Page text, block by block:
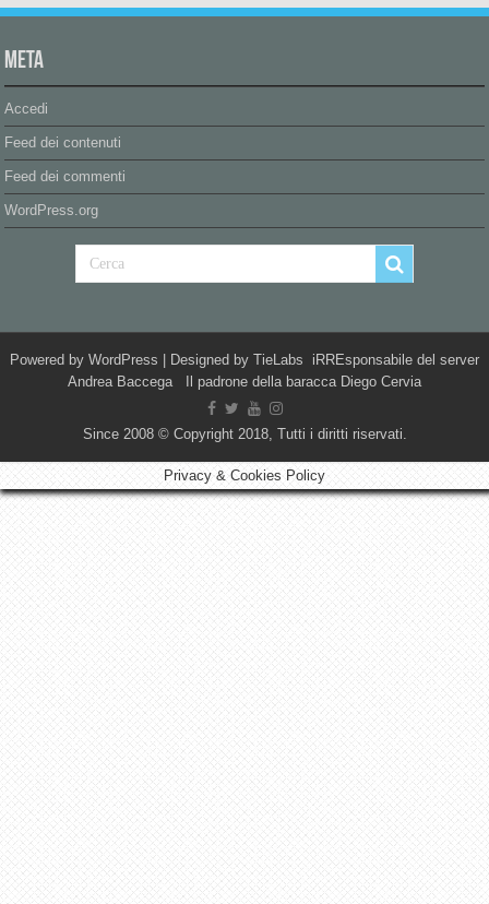
Meta
Accedi
Feed dei contenuti
Feed dei commenti
WordPress.org
Powered by WordPress | Designed by TieLabs iRREsponsabile del server
Andrea Baccega Il padrone della baracca Diego Cervia
Since 2008 © Copyright 2018, Tutti i diritti riservati.
Privacy & Cookies Policy